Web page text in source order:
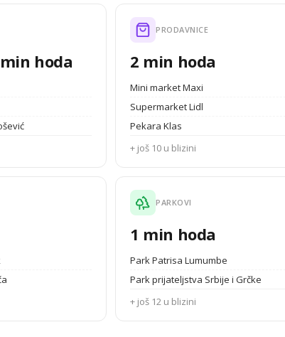
hoda
PRODAVNICE
2 min hoda
Mini market Maxi
Supermarket Lidl
Pekara Klas
+ još 10 u blizini
PARKOVI
1 min hoda
Park Patrisa Lumumbe
Park prijateljstva Srbije i Grčke
+ još 12 u blizini